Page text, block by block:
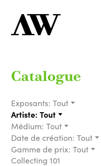
Catalogue
Exposants: Tout
Artiste: Tout
Médium: Tout
Date de création: Tout
Gamme de prix: Tout
Collecting 101